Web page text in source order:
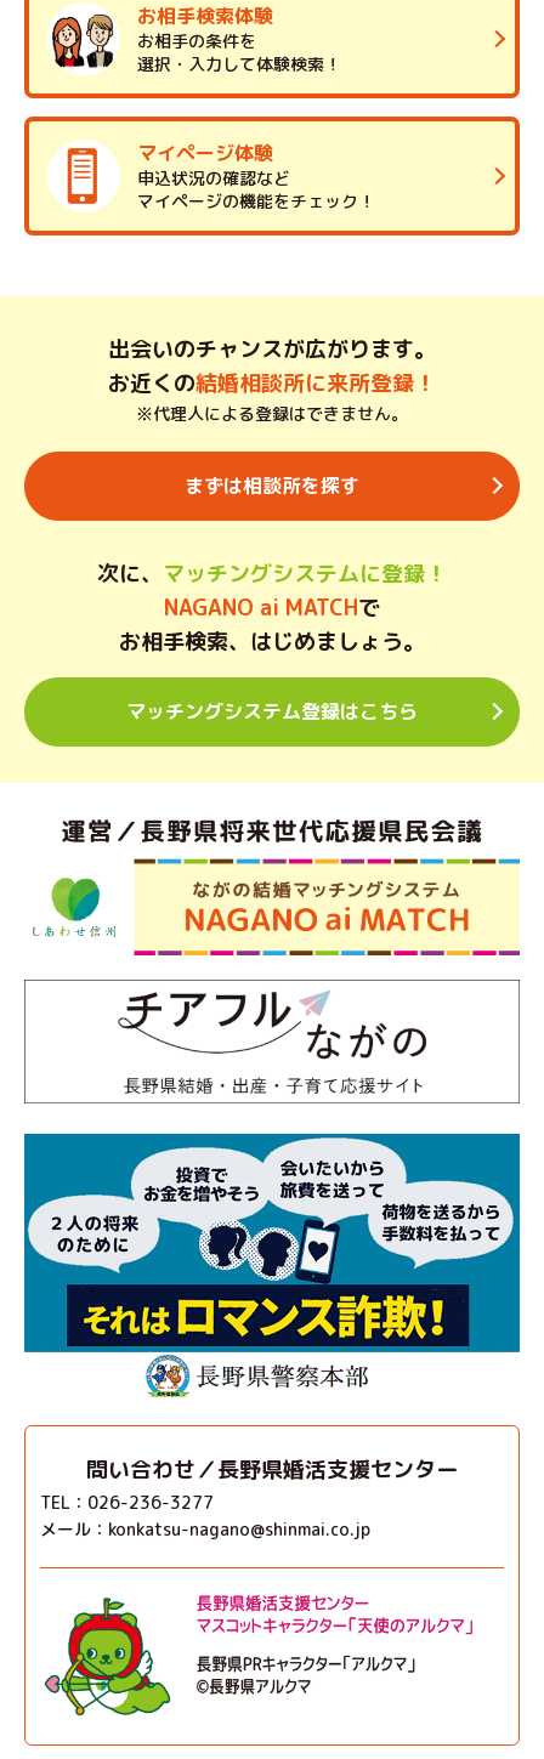
お相手検索体験
お相手の条件を
選択・入力して体験検索！
マイページ体験
申込状況の確認など
マイページの機能をチェック！
出会いのチャンスが広がります。
お近くの結婚相談所に来所登録！
※代理人による登録はできません。
まずは相談所を探す
次に、 マッチングシステムに登録！
NAGANO ai MATCHで
お相手検索、はじめましょう。
マッチングシステム登録はこちら
問い合わせ／長野県婚活支援センター
TEL：026-236-3277
メール：konkatsu-nagano@shinmai.co.jp